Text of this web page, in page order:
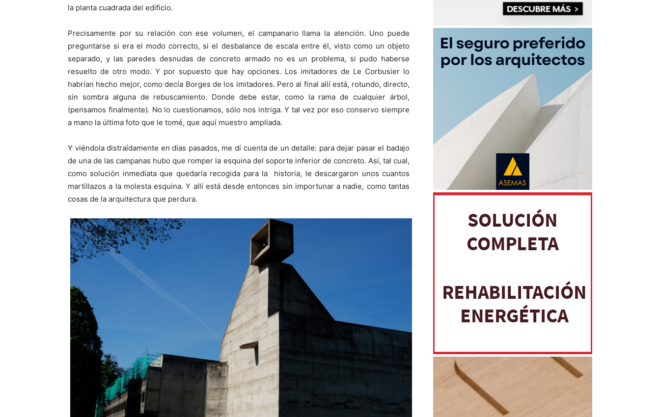
la planta cuadrada del edificio.
Precisamente por su relación con ese volumen, el campanario llama la atención. Uno puede
preguntarse si era el modo correcto, si el desbalance de escala entre él, visto como un objeto
separado, y las paredes desnudas de concreto armado no es un problema, si pudo haberse
resuelto de otro modo. Y por supuesto que hay opciones. Los imitadores de Le Corbusier lo
habrían hecho mejor, como decía Borges de los imitadores. Pero al final allí está, rotundo, directo,
sin sombra alguna de rebuscamiento. Donde debe estar, como la rama de cualquier árbol,
(pensamos finalmente). No lo cuestionamos, sólo nos intriga. Y tal vez por eso conservo siempre
a mano la última foto que le tomé, que aquí muestro ampliada.
Y viéndola distraídamente en días pasados, me dí cuenta de un detalle: para dejar pasar el badajo
de una de las campanas hubo que romper la esquina del soporte inferior de concreto. Así, tal cual,
como solución inmediata que quedaría recogida para la historia, le descargaron unos cuantos
martillazos a la molesta esquina. Y allí está desde entonces sin importunar a nadie, como tantas
cosas de la arquitectura que perdura.